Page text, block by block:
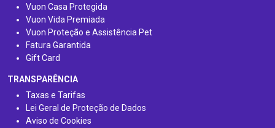
Vuon Casa Protegida
Vuon Vida Premiada
Vuon Proteção e Assistência Pet
Fatura Garantida
Gift Card
TRANSPARÊNCIA
Taxas e Tarifas
Lei Geral de Proteção de Dados
Aviso de Cookies